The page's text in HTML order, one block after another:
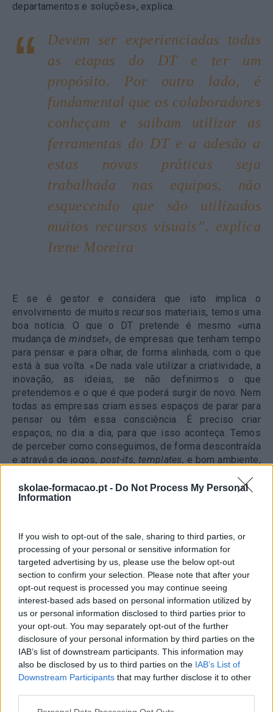
skolae-formacao.pt - Do Not Process My Personal
Information
If you wish to opt-out of the sale, sharing to third parties, or
processing of your personal or sensitive information for
targeted advertising by us, please use the below opt-out
section to confirm your selection. Please note that after your
opt-out request is processed you may continue seeing
interest-based ads based on personal information utilized by
us or personal information disclosed to third parties prior to
your opt-out. You may separately opt-out of the further
disclosure of your personal information by third parties on the
IAB’s list of downstream participants. This information may
also be disclosed by us to third parties on the IAB’s List of
Downstream Participants that may further disclose it to other
departamentos e soluções», explica.
Devem ser experienciadas todas
as etapas do DT e ter um
propósito. Por outro lado, é
fundamental que os colaboradores
conheçam e saibam utilizar as
ferramentas do DT e a adesão a
estas novas práticas seja
trabalhada nas equipas, não
esquecendo que são utilizados
muitos recursos visuais”, explica
Irene Moreira
E se é gestor e considera que isto implica o
envolvimento de muitos recursos materiais, temos uma
boa notícia. O que o DT pretende é mesmo «uma
mudança demindset», de empresas que tenham tempo
para pensar e para olhar, de forma alinhada, com o que
está à sua volta. «De nada vale utilizar a criatividade, a
inovação, as ideias, se não definirmos o que
pretendemos e o que é que poderá surgir de novo. Nem
todas as empresas criam esses espaços de parar para
pensar ou têm essa consciência. É preciso criar
espaços, no dia a dia, para que isso aconteça. Temos
de perceber como conseguimos, de forma descontraída
e através de jogos, post-its, templates, e bom ambiente,
que necessita para implementar esta metodologia na
sua empresa).
praticamente nulo», acrescenta oexecutive coach.
Uma das vantagens desta nova forma de pensar a
gestão é integrar todos os profissionais. É dada assim
a possibilidade de quem participa de «co-desenhar o
futuro que ainda não chegou e é profundamente
valorizada pelos colaboradores promovendo
igualmente a aprendizagem para os desafios do
presente
Mais do que investimento financeiro, é necessária
atitude e vontade. Mas também tempo. «Devem ser
experienciadas todas as etapas do DT e ter um
propósito. Por outro lado, é fundamental que os